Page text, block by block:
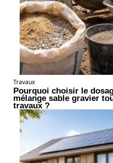
Travaux
Pourquoi choisir le
mélange sable gravier
travaux ?